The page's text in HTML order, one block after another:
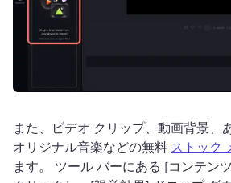
また、ビデオ クリップ、動画背景、
オリジナル音楽などの無料 ストック
ます。 ツール バーにある [コンテン